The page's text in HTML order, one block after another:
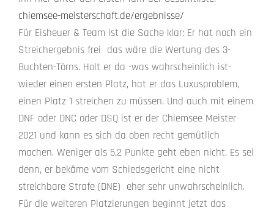
chiemsee-meisterschaft.de/ergebnisse/
Für Eisheuer & Team ist die Sache klar: Er hat noch ein
Streichergebnis frei  das wäre die Wertung des 3-
Buchten-Törns. Holt er da -was wahrscheinlich ist-
wieder einen ersten Platz, hat er das Lu­xusproblem,
einen Platz 1 streichen zu müssen. Und auch mit einem
DNF oder DNC oder DSQ ist er der Chiemsee Meister
2021 und kann es sich da oben recht gemütlich
machen. Weniger als 5,2 Punkte geht eben nicht. Es sei
denn, er bekäme vom Schiedsgericht eine nicht
streichbare Strafe (DNE)  eher sehr unwahrscheinlich.
Für die weiteren Platzierungen beginnt jetzt das